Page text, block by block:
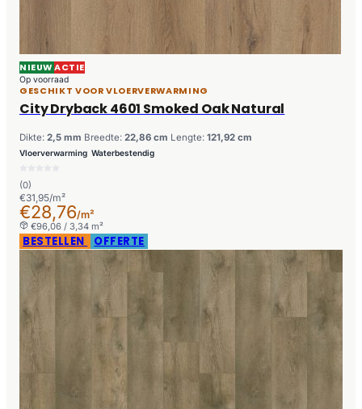
NIEUWACTIE
Op voorraad
GESCHIKT VOOR VLOERVERWARMING
City Dryback 4601 Smoked Oak Natural
Dikte: 2,5 mm Breedte: 22,86 cm Lengte: 121,92 cm
Vloerverwarming Waterbestendig
(0)
€31,95/m²
€28,76/m²
€96,06 / 3,34 m²
BESTELLEN OFFERTE